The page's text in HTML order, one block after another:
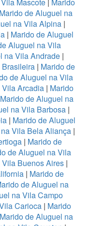
Marido de Aluguel na
na Vila Alpina |
| Marido de Aluguel
Aluguel na Vila
na Vila Andrade |
| Marido de
de Aluguel na Vila
Arcadia | Marido
Marido de Aluguel na
na Vila Barbosa|
| Marido de Aluguel
Vila Bela Aliança |
| Marido de
de Aluguel na Vila
Buenos Aires |
| Marido de
de Aluguel na
na Vila Campo
Carioca | Marido
Marido de Aluguel na